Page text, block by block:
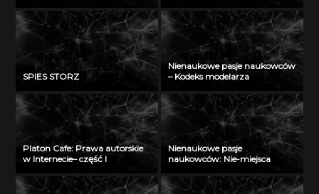
SPIES STORZ
Nienaukowe pasje naukowców
– Kodeks modelarza
Platon Cafe: Prawa autorskie
w Internecie– część I
Nienaukowe pasje
naukowców: Nie-miejsca